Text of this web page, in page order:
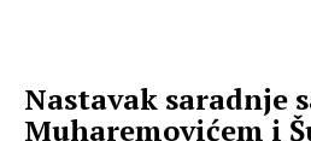
Nastavak saradnje
Muharemovićem i